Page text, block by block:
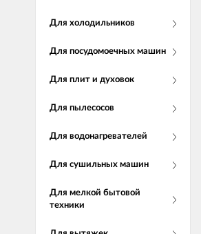
Для холодильников
Для посудомоечных машин
Для плит и духовок
Для пылесосов
Для водонагревателей
Для сушильных машин
Для мелкой бытовой
техники